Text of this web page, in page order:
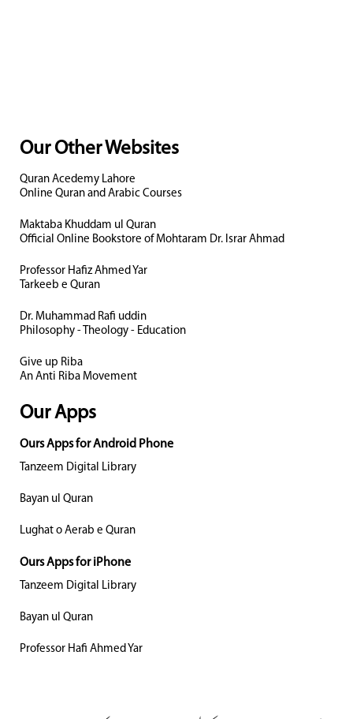
Our Other Websites
Quran Acedemy Lahore
Online Quran and Arabic Courses
Maktaba Khuddam ul Quran
Official Online Bookstore of Mohtaram Dr. Israr Ahmad
Professor Hafiz Ahmed Yar
Tarkeeb e Quran
Dr. Muhammad Rafi uddin
Philosophy - Theology - Education
Give up Riba
An Anti Riba Movement
Our Apps
Ours Apps for Android Phone
Tanzeem Digital Library
Bayan ul Quran
Lughat o Aerab e Quran
Ours Apps for iPhone
Tanzeem Digital Library
Bayan ul Quran
Professor Hafi Ahmed Yar